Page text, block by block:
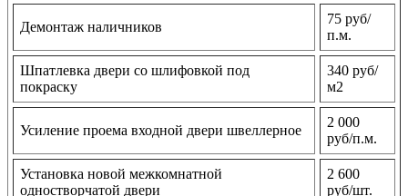
Демонтаж наличников
75 руб/
п.м.
Шпатлевка двери со шлифовкой под
покраску
340 руб/
м2
Усиление проема входной двери швеллерное
2 000
руб/п.м.
Установка новой межкомнатной
одностворчатой двери
2 600
руб/шт.